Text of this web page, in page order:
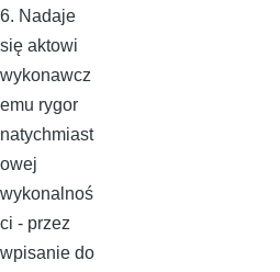
6. Nadaje
się aktowi
wykonawcz
emu rygor
natychmiast
owej
wykonalnoś
ci - przez
wpisanie do